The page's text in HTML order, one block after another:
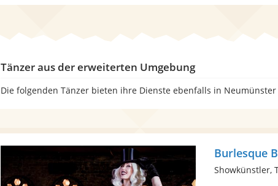
Tänzer aus der erweiterten Umgebung
Die folgenden Tänzer bieten ihre Dienste ebenfalls in
Burlesque
Showkünstler,